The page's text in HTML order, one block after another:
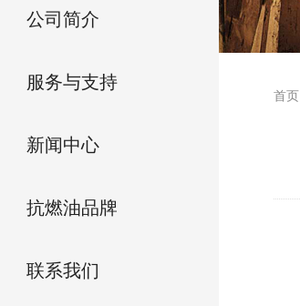
公司简介
服务与支持
新闻中心
抗燃油品牌
联系我们
首页